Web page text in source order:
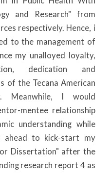
and Research" from
respectively. Hence, i
to the management of
my unalloyed loyalty,
dedication and
of the Tecana American
Meanwhile, I would
mentee relationship
understanding while
to kick-start my
Dissertation" after the
research report 4 as